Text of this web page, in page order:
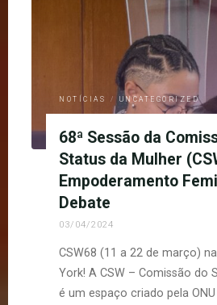
NOTÍCIAS / UNCATEGORIZED
68ª Sessão da
Status da Mulher
Empoderamento
Debate
03/04/2024
CSW68 (11 a 22 de março)
York! A CSW – Comissão do
é um espaço criado pela